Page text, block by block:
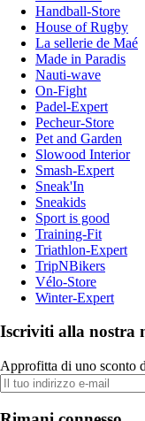
Handball-Store
House of Rugby
La sellerie de Maé
Made in Paradis
Nauti-wave
On-Fight
Padel-Expert
Pecheur-Store
Pet and Garden
Slowood Interior
Smash-Expert
Sneak'In
Sneakids
Sport is good
Training-Fit
Triathlon-Expert
TripNBikers
Vélo-Store
Winter-Expert
Iscriviti alla nostra
Approfitta di uno sconto